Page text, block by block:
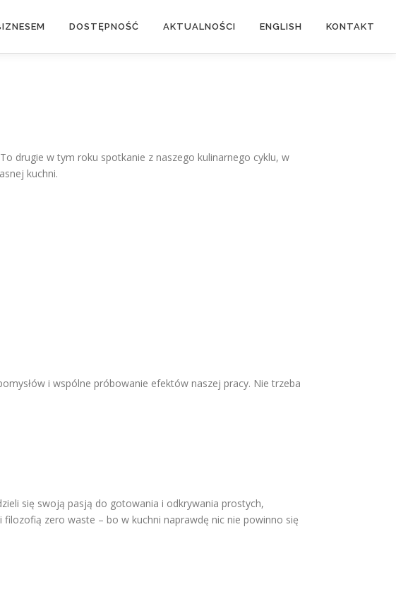
DOSTĘPNOŚĆ AKTUALNOŚCI ENGLISH KONTAKT
drugie w tym roku spotkanie z naszego kulinarnego cyklu, w
kuchni.
i wspólne próbowanie efektów naszej pracy. Nie trzeba
się swoją pasją do gotowania i odkrywania prostych,
zero waste – bo w kuchni naprawdę nic nie powinno się